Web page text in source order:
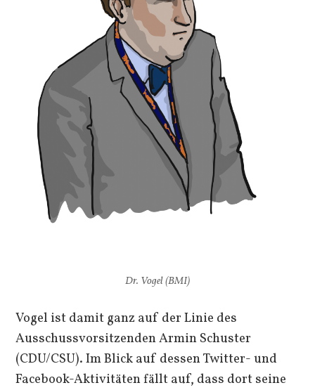
Dr. Vogel (BMI)
Vogel ist damit ganz auf der Linie des
Ausschussvorsitzenden Armin Schuster
(CDU/CSU). Im Blick auf dessen Twitter- und
Facebook-Aktivitäten fällt auf, dass dort seine